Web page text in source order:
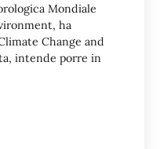
Mondiale
ha
Change and
intende porre in